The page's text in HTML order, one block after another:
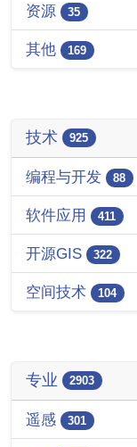
资源 35
其他 169
技术 925
编程与开发 88
软件应用 411
开源GIS 322
空间技术 104
专业 2903
遥感 301